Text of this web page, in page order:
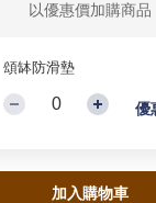
以優惠價加購商品
頌缽防滑墊
優
加入購物車